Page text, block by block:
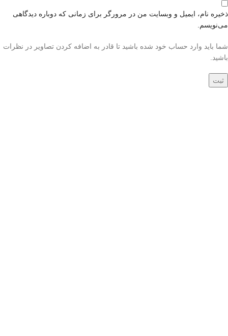
ذخیره نام، ایمیل و وبسایت من در مرورگر برای زمانی که دوباره دیدگاهی
می‌نویسم.
شما باید وارد حساب خود شده باشید تا قادر به اضافه کردن تصاویر در نظرات
باشید.